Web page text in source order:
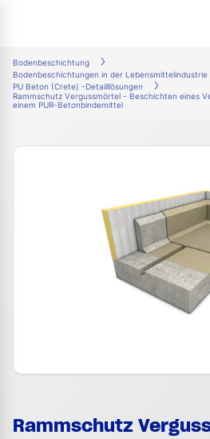
Bodenbeschichtung
Bodenbeschichtungen in der
PU Beton (Crete) -Detailllösungen
Rammschutz Vergussmörtel - Beschichten eines
einem PUR-Betonbindemittel
Rammschutz